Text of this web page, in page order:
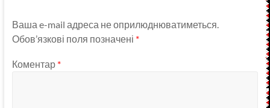
Ваша e-mail адреса не оприлюднюватиметься.
Обов’язкові поля позначені *
Коментар *